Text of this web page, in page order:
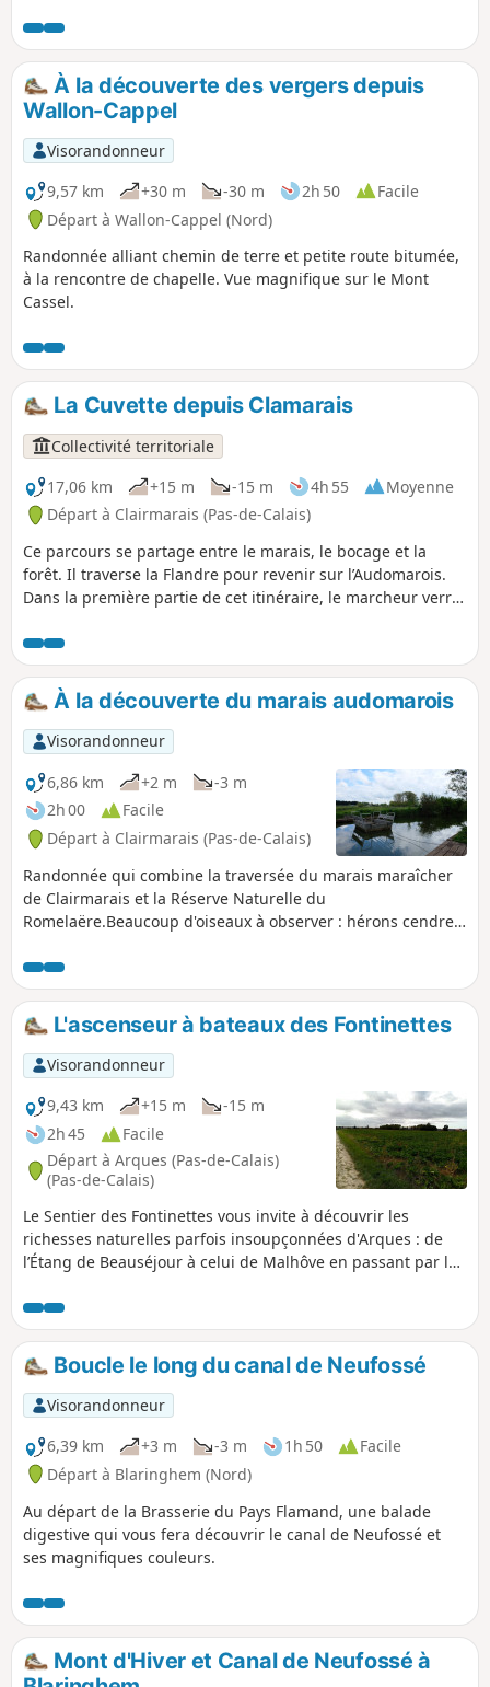
À la découverte des vergers depuis
Wallon-Cappel
Visorandonneur
9,57 km
+30 m -30 m 2h 50
Facile
Départ à Wallon-Cappel (Nord)
Randonnée alliant chemin de terre et petite route bitumée,
à la rencontre de chapelle. Vue magnifique sur le Mont
Cassel.
La Cuvette depuis Clamarais
Collectivité territoriale
17,06 km
+15 m -15 m 4h 55
Moyenne
Départ à Clairmarais (Pas-de-Calais)
Ce parcours se partage entre le marais, le bocage et la
forêt. Il traverse la Flandre pour revenir sur l’Audomarois.
Dans la première partie de cet itinéraire, le marcheur verra
balisé de la Communauté d'Agglomération du Pays de
Saint-Omer.
À la découverte du marais audomarois
Visorandonneur
6,86 km
+2 m
-3 m
2h 00
Facile
Départ à Clairmarais (Pas-de-Calais)
Randonnée qui combine la traversée du marais maraîcher
de Clairmarais et la Réserve Naturelle du
Romelaëre.Beaucoup d'oiseaux à observer : hérons cendres,
randonnée : la traversée des canaux avec les bacs à chaines
qui plaira aux petits et aux grands !Attention : les bacs à
chaine et ponts levis ne fonctionnent que du 15 mars au 5
septembre.
L'ascenseur à bateaux des Fontinettes
Visorandonneur
9,43 km
+15 m
-15 m
2h 45
Facile
Départ à Arques (Pas-de-Calais)
(Pas-de-Calais)
Le Sentier des Fontinettes vous invite à découvrir les
richesses naturelles parfois insoupçonnées d'Arques : de
l’Étang de Beauséjour à celui de Malhôve en passant par la
la base nautique et l'ascenseur à bateaux.
Boucle le long du canal de Neufossé
Visorandonneur
6,39 km
+3 m -3 m 1h 50
Facile
Départ à Blaringhem (Nord)
Au départ de la Brasserie du Pays Flamand, une balade
digestive qui vous fera découvrir le canal de Neufossé et
ses magnifiques couleurs.
Mont d'Hiver et Canal de Neufossé à